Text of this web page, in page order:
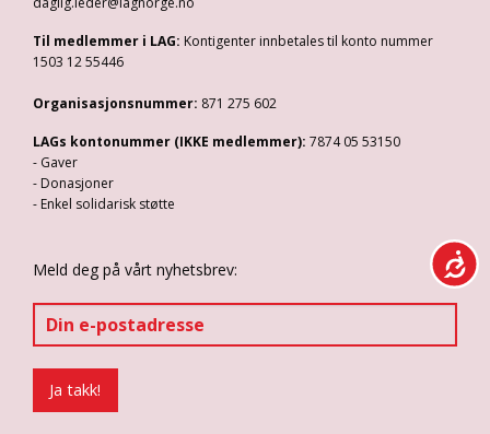
Til medlemmer i LAG: Kontigenter innbetales til konto nummer
1503 12 55446
Organisasjonsnummer: 871 275 602
LAGs kontonummer (IKKE medlemmer): 7874 05 53150
- Gaver
- Donasjoner
- Enkel solidarisk støtte
Meld deg på vårt nyhetsbrev: